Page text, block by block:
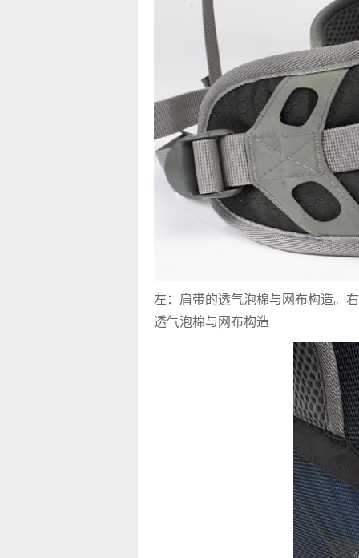
左：肩带的透气泡棉与网布构造。
透气泡棉与网布构造